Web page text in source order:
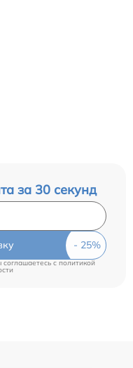
за 30 секунд
c политикой